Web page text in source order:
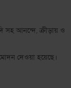
সহ আনন্দে, ক্রীড়ায় ও
দেওয়া হয়েছে।